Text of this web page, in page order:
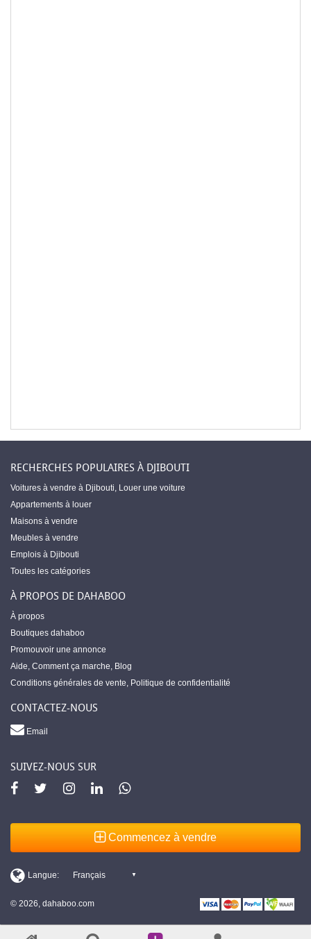
RECHERCHES POPULAIRES À DJIBOUTI
Voitures à vendre à Djibouti, Louer une voiture
Appartements à louer
Maisons à vendre
Meubles à vendre
Emplois à Djibouti
Toutes les catégories
À PROPOS DE DAHABOO
À propos
Boutiques dahaboo
Promouvoir une annonce
Aide, Comment ça marche, Blog
Conditions générales de vente, Politique de confidentialité
CONTACTEZ-NOUS
Email
SUIVEZ-NOUS SUR
Commencez à vendre
© 2026, dahaboo.com